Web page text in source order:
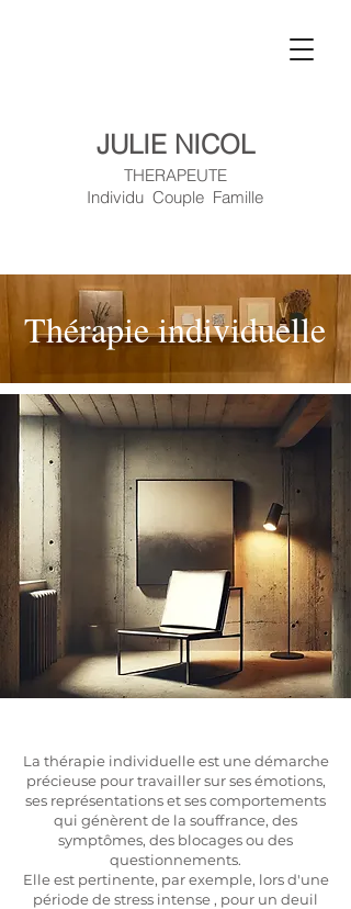
JULIE NICOL
THERAPEUTE
Individu Couple Famille
Thérapie individuelle
La thérapie individuelle est une démarche
précieuse pour travailler sur ses émotions,
ses représentations et ses comportements
qui génèrent de la souffrance, des
symptômes, des blocages ou des
questionnements.
Elle est pertinente, par exemple, lors d'une
période de stress intense , pour un deuil